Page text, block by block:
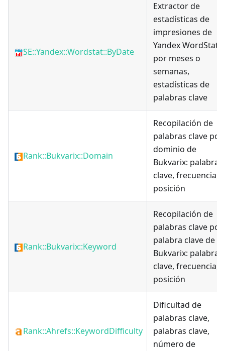
SE::Yandex::Wordstat::ByDate
Extractor de
estadísticas de
impresiones de
Yandex WordStat
por meses o
semanas,
estadísticas de
palabras clave
Rank::Bukvarix::Domain
Recopilación de
palabras clave por
dominio de
Bukvarix: palabra
clave, frecuencia,
posición
Rank::Bukvarix::Keyword
Recopilación de
palabras clave por
palabra clave de
Bukvarix: palabra
clave, frecuencia,
posición
Rank::Ahrefs::KeywordDifficulty
Dificultad de
palabras clave,
palabras clave,
número de